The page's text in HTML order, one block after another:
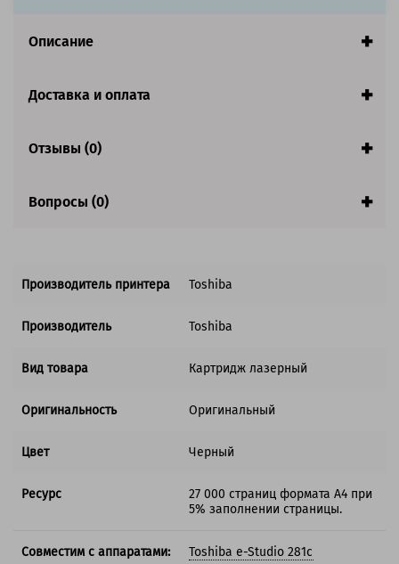
Ресурс:27 000 страниц формата А4 при 5%
Совместим с аппаратами
Описание
Доставка и оплата
Отзывы (0)
Вопросы (0)
Производитель принтера Toshiba
Производитель Toshiba
Вид товара Картридж лазерный
Оригинальность Оригинальный
Цвет Черный
Ресурс
27 000 страниц формата А4 при
5% заполнении страницы.
Совместим с аппаратами:
Toshiba e-Studio 281c